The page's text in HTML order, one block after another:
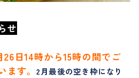
せ
日14時から15時の間でご
す。 2月最後の空き枠になり